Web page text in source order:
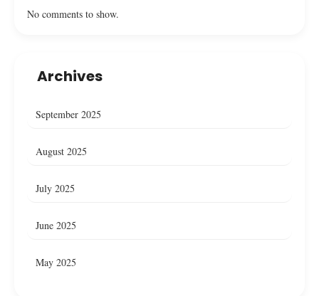
No comments to show.
Archives
September 2025
August 2025
July 2025
June 2025
May 2025